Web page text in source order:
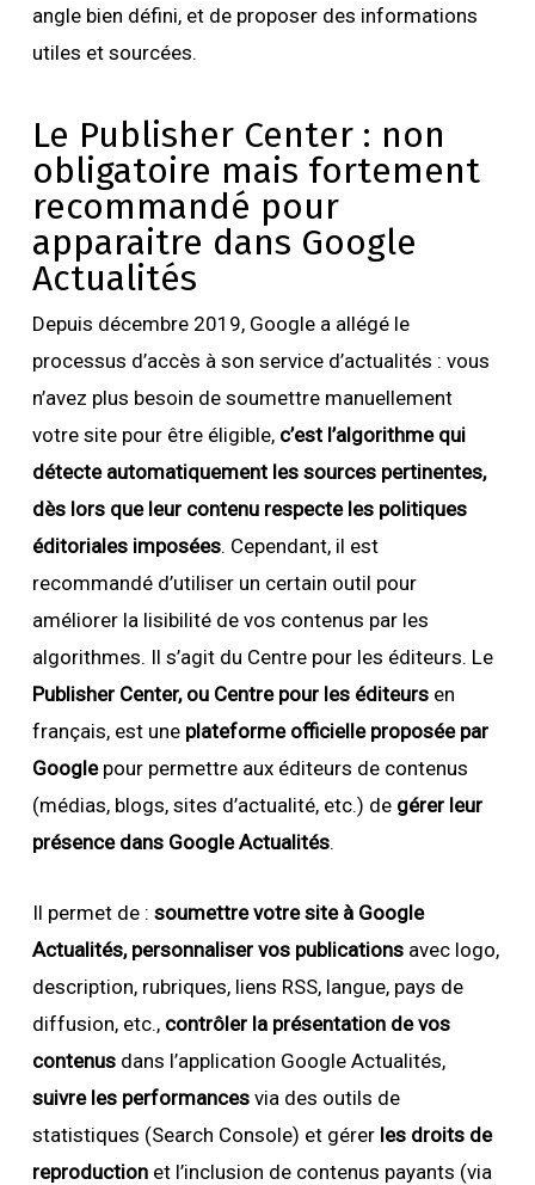
angle bien défini, et de proposer des informations
utiles et sourcées.
Le Publisher Center : non
obligatoire mais fortement
recommandé pour
apparaitre dans Google
Actualités
Depuis décembre 2019, Google a allégé le
processus d’accès à son service d’actualités : vous
n’avez plus besoin de soumettre manuellement
votre site pour être éligible, c’est l’algorithme qui
détecte automatiquement les sources pertinentes,
dès lors que leur contenu respecte les politiques
éditoriales imposées. Cependant, il est
recommandé d’utiliser un certain outil pour
améliorer la lisibilité de vos contenus par les
algorithmes. Il s’agit du Centre pour les éditeurs. Le
Publisher Center, ou Centre pour les éditeurs en
français, est une plateforme officielle proposée par
Googlepour permettre aux éditeurs de contenus
(médias, blogs, sites d’actualité, etc.) de gérer leur
présence dans Google Actualités.
Il permet de : soumettre votre site à Google
Actualités, personnaliser vos publicationsavec logo,
description, rubriques, liens RSS, langue, pays de
diffusion, etc., contrôler la présentation de vos
contenusdans l’application Google Actualités,
suivre les performancesvia des outils de
statistiques (Search Console) et gérer les droits de
reproductionet l’inclusion de contenus payants (via